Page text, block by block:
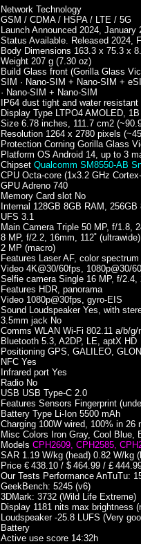
Network Technology
GSM / CDMA / HSPA / LTE / 5G
Launch Announced 2024, January
Status Available. Released 2024,
Body Dimensions 163.3 x 75.3 x
Weight 207 g (7.30 oz)
Build Glass front (Gorilla Glass
SIM · Nano-SIM + Nano-SIM +
· Nano-SIM + Nano-SIM
IP64 dust tight and water
Display Type LTPO4 AMOLED,
Size 6.78 inches, 111.7 cm2
Resolution 1264 x 2780 pixels
Protection Corning Gorilla Glass
Platform OS Android 14, up to 3
Chipset Qualcomm SM8550-AB
CPU Octa-core (1x3.2 GHz
GPU Adreno 740
Memory Card slot No
Internal 128GB 8GB RAM,
UFS 3.1
Main Camera Triple 50 MP, f/1.8,
8 MP, f/2.2, 16mm, 112˚
2 MP (macro)
Features Laser AF, color
Video 4K@30/60fps, 1080p@30/
Selfie camera Single 16 MP, f/
Features HDR, panorama
Video 1080p@30fps, gyro-EIS
Sound Loudspeaker Yes, with
3.5mm jack No
Comms WLAN Wi-Fi 802.11 a/b/
Bluetooth 5.3, A2DP, LE, aptX HD
Positioning GPS, GALILEO,
NFC Yes
Infrared port Yes
Radio No
USB USB Type-C 2.0
Features Sensors Fingerprint
Battery Type Li-Ion 5500 mAh
Charging 100W wired, 100% in 26
Misc Colors Iron Gray, Cool Blue,
Models CPH2609, CPH2585,
SAR 1.19 W/kg (head) 0.82 W/kg
Price € 438.10 / $ 464.99 / £
Our Tests Performance AnTuTu:
GeekBench: 5245 (v6)
3DMark: 3732 (Wild Life Extreme)
Display 1181 nits max brightness
Loudspeaker -25.8 LUFS (Very
Battery
Active use score 14:32h